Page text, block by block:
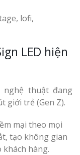
lofi,
LED hiện
thuật đang
giới trẻ (Gen Z).
mại theo mọi
tạo không gian
khách hàng.